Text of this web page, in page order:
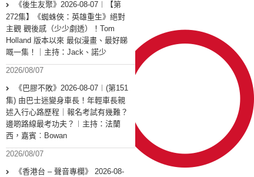
《後生友聚》2026-08-07︱【第
272集】《蜘蛛俠：英雄重生》絕對
主觀 觀後感（少少劇透）！Tom
Holland 版本以來 最似漫畫、最好睇
嘅一集！｜主持：Jack、諾少
2026/08/07
《巴膠不敗》2026-08-07︱(第151
集) 由巴士迷變身車長！年輕車長親
述入行心路歷程｜報名考試有幾難？
邊啲路線最考功夫？︱主持：法蘭
西，嘉賓︰Bowan
2026/08/07
《香港台 – 聲音專欄》 2026-08-